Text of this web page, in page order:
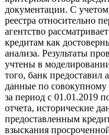
документации. С
реестра относительно
агентство
кредитам как
анализа. Результаты
учтены в
того, банк предоставил
данные по совокупному
за период с 01.01.2019
отчета, исторические
предоставленным
взыскания